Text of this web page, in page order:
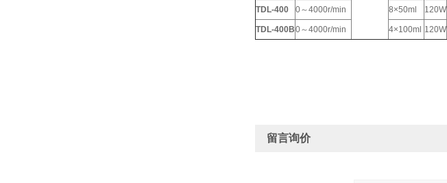
TDL-400 0～4000r/min 8×50ml 120W
TDL-400B0～4000r/min 4×100ml 120W
留言询价